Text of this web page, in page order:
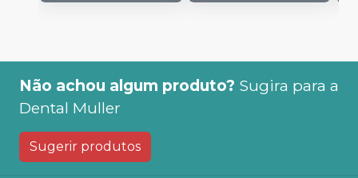
Não achou algum produto? Sugira para a
Dental Muller
Sugerir produtos